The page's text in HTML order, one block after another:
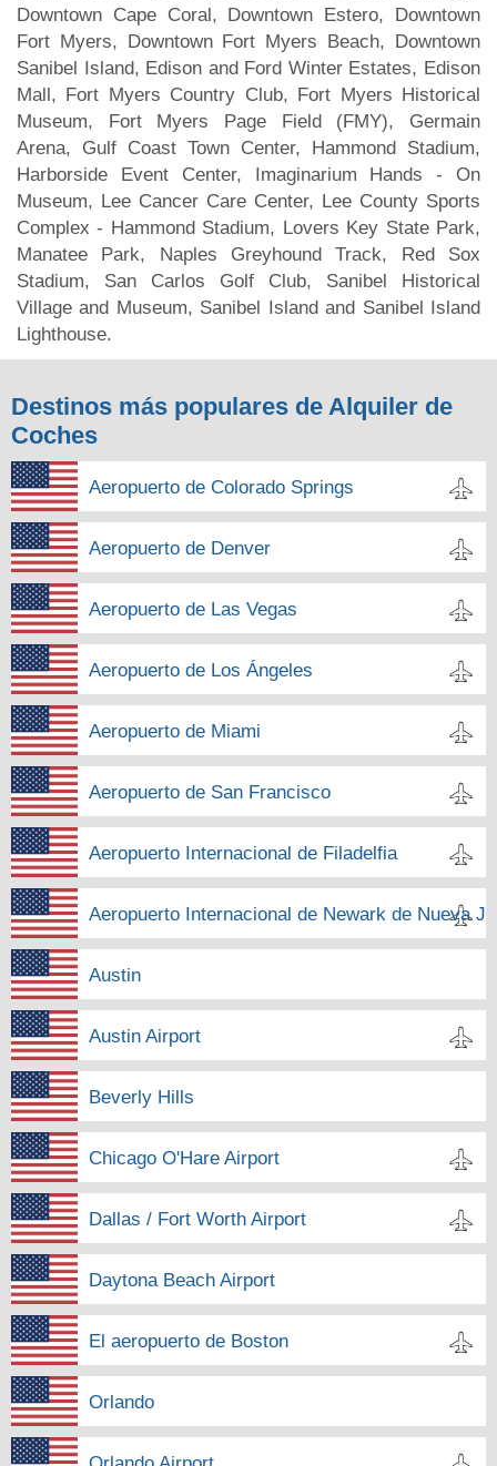
Downtown Cape Coral, Downtown Estero, Downtown
Fort Myers, Downtown Fort Myers Beach, Downtown
Sanibel Island, Edison and Ford Winter Estates, Edison
Mall, Fort Myers Country Club, Fort Myers Historical
Museum, Fort Myers Page Field (FMY), Germain
Arena, Gulf Coast Town Center, Hammond Stadium,
Harborside Event Center, Imaginarium Hands - On
Museum, Lee Cancer Care Center, Lee County Sports
Complex - Hammond Stadium, Lovers Key State Park,
Manatee Park, Naples Greyhound Track, Red Sox
Stadium, San Carlos Golf Club, Sanibel Historical
Village and Museum, Sanibel Island and Sanibel Island
Lighthouse.
Destinos más populares de Alquiler de
Coches
Aeropuerto de Colorado Springs
Aeropuerto de Denver
Aeropuerto de Las Vegas
Aeropuerto de Los Ángeles
Aeropuerto de Miami
Aeropuerto de San Francisco
Aeropuerto Internacional de Filadelfia
Aeropuerto Internacional de Newark de Nueva
Austin
Austin Airport
Beverly Hills
Chicago O'Hare Airport
Dallas / Fort Worth Airport
Daytona Beach Airport
El aeropuerto de Boston
Orlando